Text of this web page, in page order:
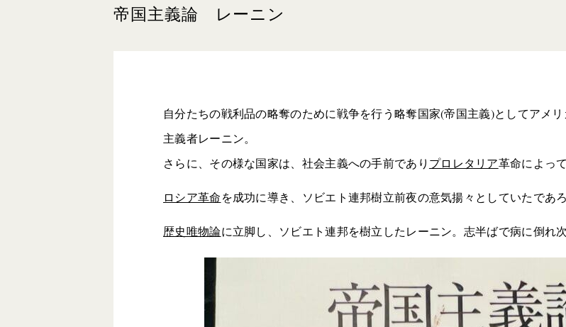
帝国主義論 レーニン
自分たちの戦利品の略奪のために戦争を行う略奪国家(帝国主義)としてアメ
主義者レーニン。
さらに、その様な国家は、社会主義への手前であり プロレタリア革命によっ
ロシア革命を成功に導き、ソビエト連邦樹立前夜の意気揚々としていたであ
歴史唯物論に立脚し、ソビエト連邦を樹立したレーニン。志半ばで病に倒れ